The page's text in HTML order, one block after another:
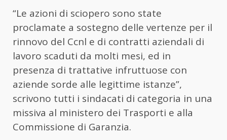
“Le azioni di sciopero sono state
proclamate a sostegno delle vertenze per il
rinnovo del Ccnl e di contratti aziendali di
lavoro scaduti da molti mesi, ed in
presenza di trattative infruttuose con
aziende sorde alle legittime istanze”,
scrivono tutti i sindacati di categoria in una
missiva al ministero dei Trasporti e alla
Commissione di Garanzia.